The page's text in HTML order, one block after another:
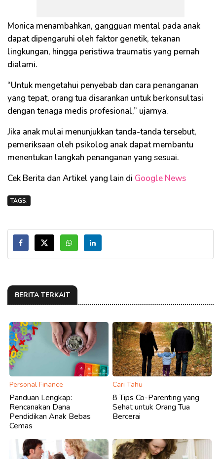
Monica menambahkan, gangguan mental pada anak
dapat dipengaruhi oleh faktor genetik, tekanan
lingkungan, hingga peristiwa traumatis yang pernah
dialami.
“Untuk mengetahui penyebab dan cara penanganan
yang tepat, orang tua disarankan untuk berkonsultasi
dengan tenaga medis profesional,” ujarnya.
Jika anak mulai menunjukkan tanda-tanda tersebut,
pemeriksaan oleh psikolog anak dapat membantu
menentukan langkah penanganan yang sesuai.
Cek Berita dan Artikel yang lain di Google News
TAGS:
BERITA TERKAIT
Personal Finance
Panduan Lengkap:
Rencanakan Dana
Pendidikan Anak Bebas
Cemas
Cari Tahu
8 Tips Co-Parenting yang
Sehat untuk Orang Tua
Bercerai